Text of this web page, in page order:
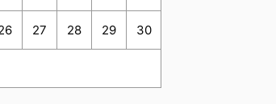
27 28 29 30